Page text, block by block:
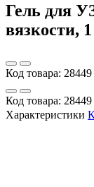
Гель для
вязкости,
Код товара: 28449
Код товара: 28449
Характеристики